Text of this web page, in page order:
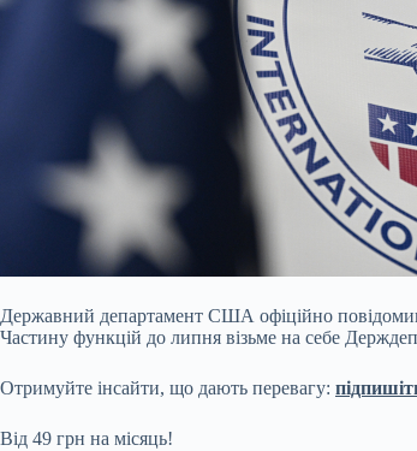
Державний департамент США офіційно
Частину функцій до липня візьме на себе
Отримуйте інсайти, що дають перевагу:
Від 49 грн на місяць!